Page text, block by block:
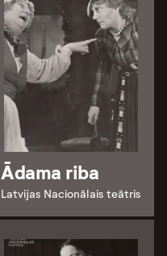
Ādama riba
Latvijas Nacionālais teātris